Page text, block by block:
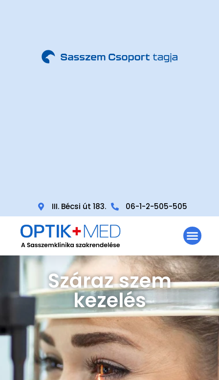
III. Bécsi út 183. 06-1-2-505-505
Száraz szem
kezelés